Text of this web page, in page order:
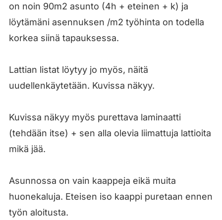
on noin 90m2 asunto (4h + eteinen + k) ja
löytämäni asennuksen /m2 työhinta on todella
korkea siinä tapauksessa.
Lattian listat löytyy jo myös, näitä
uudellenkäytetään. Kuvissa näkyy.
Kuvissa näkyy myös purettava laminaatti
(tehdään itse) + sen alla olevia liimattuja lattioita
mikä jää.
Asunnossa on vain kaappeja eikä muita
huonekaluja. Eteisen iso kaappi puretaan ennen
työn aloitusta.